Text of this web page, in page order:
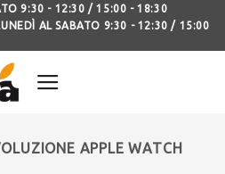
9:30 - 12:30 / 15:00 - 18:30
AL SABATO 9:30 - 12:30 / 15:00
APPLE WATCH